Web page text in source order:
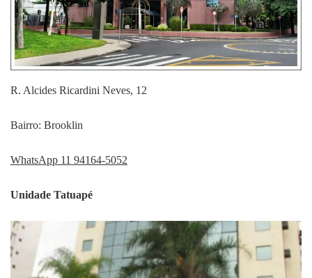
R. Alcides Ricardini Neves, 12
Bairro: Brooklin
WhatsApp 11 94164-5052
Unidade Tatuapé